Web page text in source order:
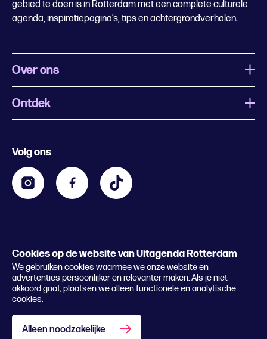
Cookies op de website van Uitagenda Rotterdam
We gebruiken cookies waarmee we onze website en
advertenties persoonlijker en relevanter maken. Als je niet
akkoord gaat, plaatsen we alleen functionele en analytische
cookies.
Alleen noodzakelijke
gebied te doen is in Rotterdam met een complete culturele
agenda, inspiratiepagina’s, tips en achtergrondverhalen.
Over ons
Wat is Uitagenda Rotterdam
Contact
Zakelijk
Lees het magazine
Ontdek
Kids
Volg ons
© 2026 Rotterdam Festivals